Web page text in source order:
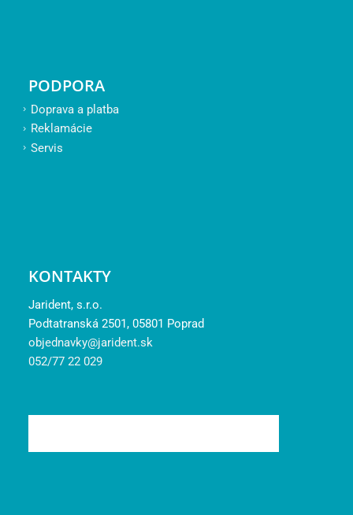
PODPORA
Doprava a platba
Reklamácie
Servis
KONTAKTY
Jarident, s.r.o.
Podtatranská 2501, 05801 Poprad
objednavky@jarident.sk
052/77 22 029